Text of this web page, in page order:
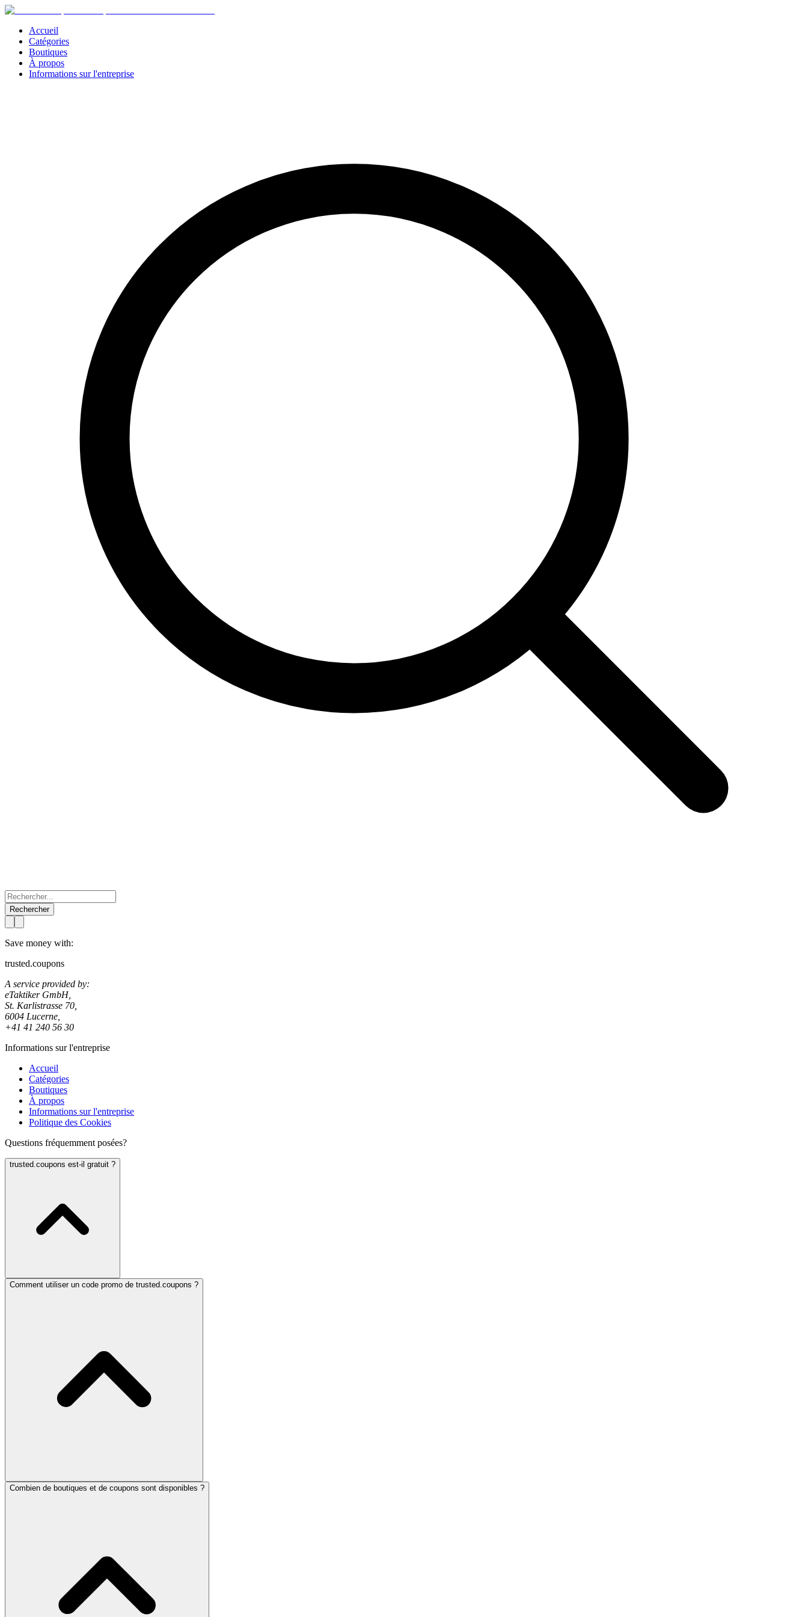
Accueil
Catégories
Boutiques
À propos
Informations sur l'entreprise
Rechercher
Save money with:
trusted.coupons
A service provided by:
eTaktiker GmbH,
St. Karlistrasse 70,
6004 Lucerne,
+41 41 240 56 30
Informations sur l'entreprise
Accueil
Catégories
Boutiques
À propos
Informations sur l'entreprise
Politique des Cookies
Questions fréquemment posées?
trusted.coupons est-il gratuit ?
Comment utiliser un code promo de trusted.coupons ?
Combien de boutiques et de coupons sont disponibles ?